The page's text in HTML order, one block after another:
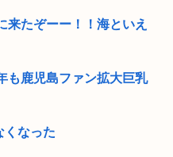
来たぞーー！！海といえ
も鹿児島ファン拡大巨乳
くなった